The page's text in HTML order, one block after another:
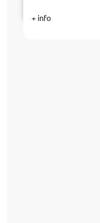
+ info